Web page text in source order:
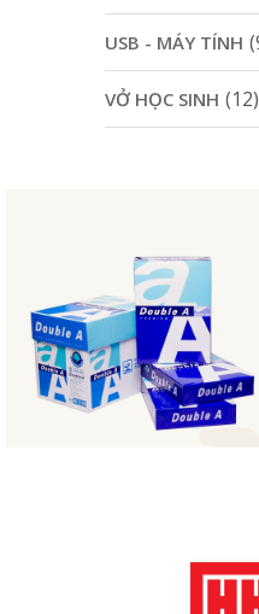
USB - MÁY TÍNH
VỞ HỌC SINH (12)